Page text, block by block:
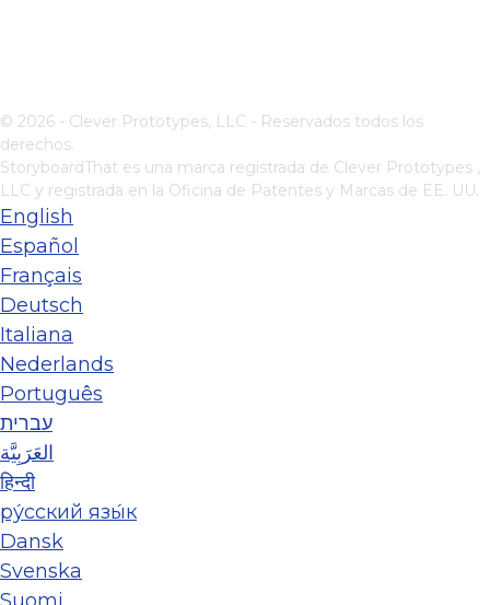
© 2026 - Clever Prototypes, LLC - Reservados todos los
derechos.
StoryboardThat es una marca registrada de Clever Prototypes ,
LLC y registrada en la Oficina de Patentes y Marcas de EE. UU.
English
Español
Français
Deutsch
Italiana
Nederlands
Português
עברית
العَرَبِيَّة
हिन्दी
ру́сский язы́к
Dansk
Svenska
Suomi